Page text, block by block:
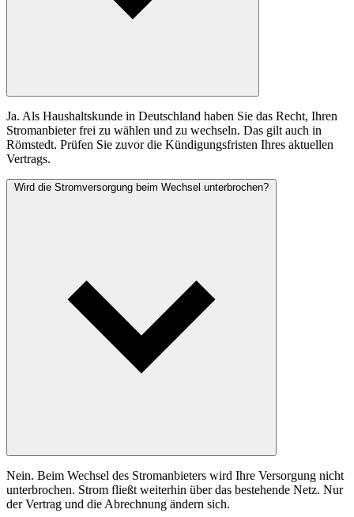
Ja. Als Haushaltskunde in Deutschland haben Sie das Recht, Ihren
Stromanbieter frei zu wählen und zu wechseln. Das gilt auch in
Römstedt. Prüfen Sie zuvor die Kündigungsfristen Ihres aktuellen
Vertrags.
Wird die Stromversorgung beim Wechsel unterbrochen?
Nein. Beim Wechsel des Stromanbieters wird Ihre Versorgung nicht
unterbrochen. Strom fließt weiterhin über das bestehende Netz. Nur
der Vertrag und die Abrechnung ändern sich.